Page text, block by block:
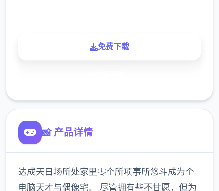
免费下载
📸 产品详情
达成天日场所处家里零个所项事所悠斗成为个
电脑天才与偶像宅。 尽管拥有些不甘愿，但为